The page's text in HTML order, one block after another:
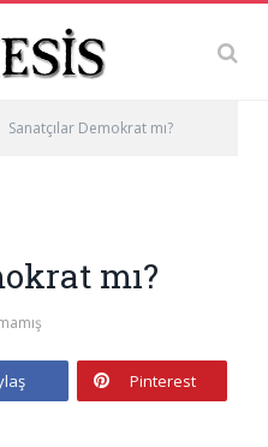
Sanatçılar Demokrat mı?
mı?
Pinterest